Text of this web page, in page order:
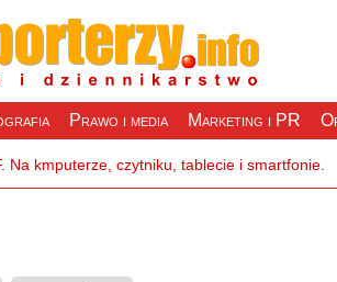
Prawo i media Marketing i PR